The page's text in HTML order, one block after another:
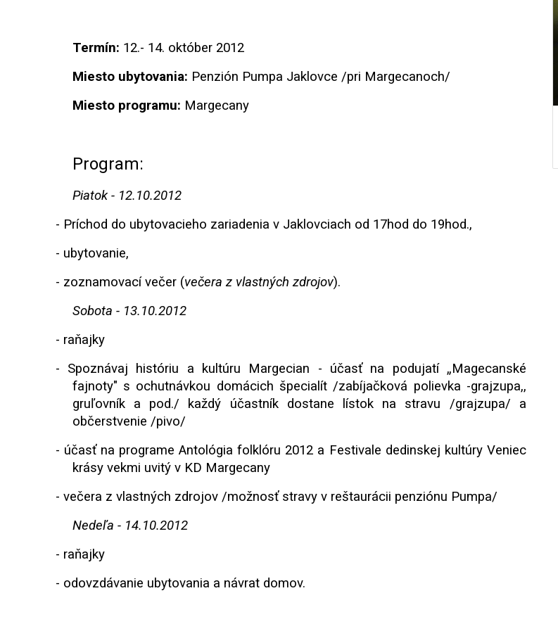
Termín: 12.- 14. október 2012
Miesto ubytovania: Penzión Pumpa Jaklovce /pri Margecanoch/
Miesto programu: Margecany
Program:
Piatok - 12.10.2012
- Príchod do ubytovacieho zariadenia v Jaklovciach od 17hod do 19hod.,
- ubytovanie,
- zoznamovací večer (večera z vlastných zdrojov).
Sobota - 13.10.2012
- raňajky
- Spoznávaj históriu a kultúru Margecian - účasť na podujatí „Magecanské
fajnoty" s ochutnávkou domácich špecialít /zabíjačková polievka -grajzupa,,
gruľovník a pod./ každý účastník dostane lístok na stravu /grajzupa/ a
občerstvenie /pivo/
- účasť na programe Antológia folklóru 2012 a Festivale dedinskej kultúry Veniec
krásy vekmi uvitý v KD Margecany
- večera z vlastných zdrojov /možnosť stravy v reštaurácii penziónu Pumpa/
Nedeľa - 14.10.2012
- raňajky
- odovzdávanie ubytovania a návrat domov.